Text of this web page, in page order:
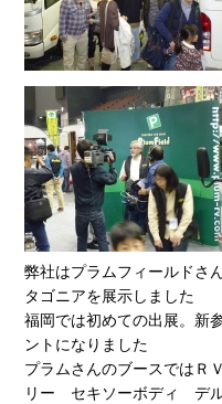
弊社はプラムフィールドさ
タゴニアを展示しました
福岡では初めての出展。新
ントになりました
プラムさんのブースではＲ
リー セキソーボディ デル